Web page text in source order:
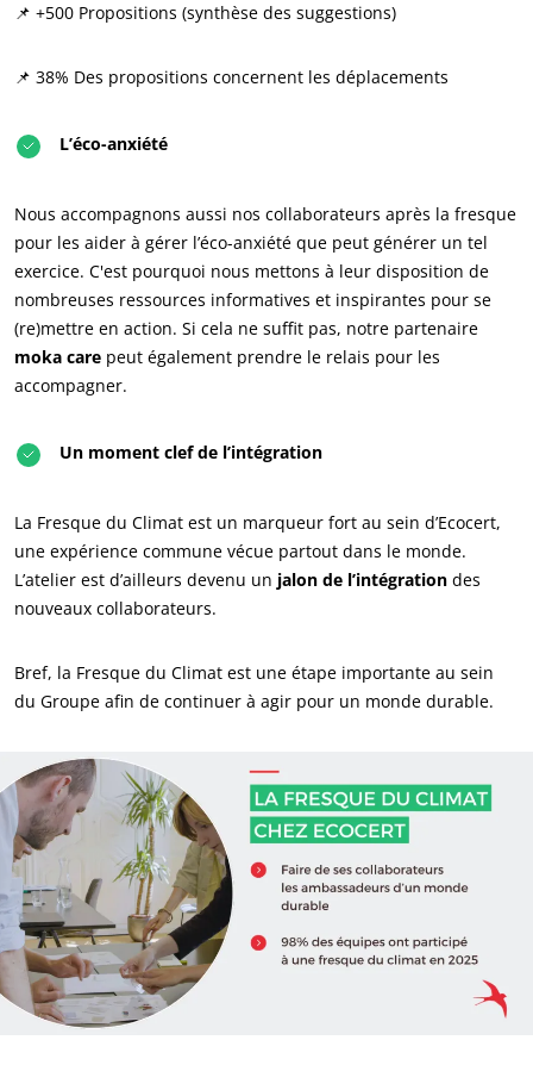
NOS SECTEURS D'ACTIVITÉ
Cosmétique
Textile
Bois et forêt
Produits de la maison
Matériaux durables
📌 +500 Propositions (synthèse des suggestions)
📌 38% Des propositions concernent les déplacements
L’éco-anxiété
Nous accompagnons aussi nos collaborateurs après la fresque
pour les aider à gérer l’éco-anxiété que peut générer un tel
exercice. C'est pourquoi nous mettons à leur disposition de
nombreuses ressources informatives et inspirantes pour se
(re)mettre en action. Si cela ne suffit pas, notre partenaire
moka care peut également prendre le relais pour les
accompagner.
Un moment clef de l’intégration
La Fresque du Climat est un marqueur fort au sein d’Ecocert,
une expérience commune vécue partout dans le monde.
L’atelier est d’ailleurs devenu un jalon de l’intégration des
nouveaux collaborateurs.
Bref, la Fresque du Climat est une étape importante au sein
du Groupe afin de continuer à agir pour un monde durable.